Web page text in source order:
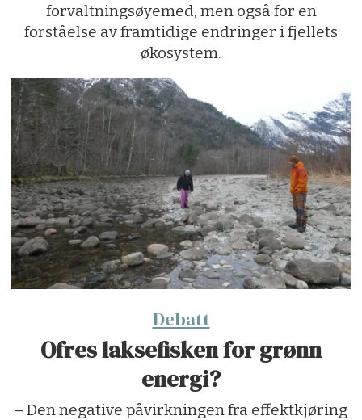
forvaltningsøyemed, men også for en
forståelse av framtidige endringer i fjellets
økosystem.
Debatt
Ofres laksefisken for grønn
energi?
– Den negative påvirkningen fra effektkjøring